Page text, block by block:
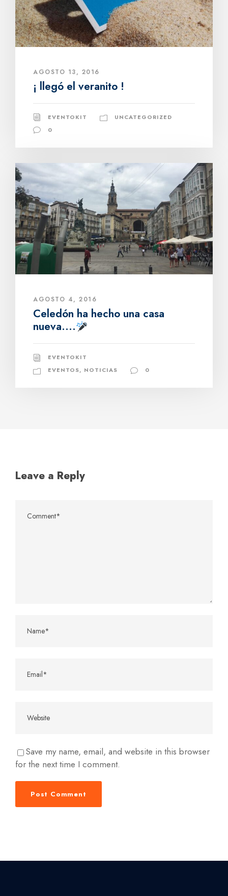
AGOSTO 13, 2016
¡ llegó el veranito !
EVENTOKIT
UNCATEGORIZED
0
AGOSTO 4, 2016
Celedón ha hecho una casa
nueva….
EVENTOKIT
EVENTOS, NOTICIAS 0
Leave a Reply
Save my name, email, and website in this browser
for the next time I comment.